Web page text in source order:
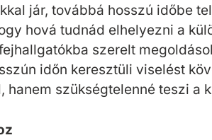
jár, továbbá hosszú időbe
hová tudnád elhelyezni a
szerelt
időn keresztüli viselést
szükségtelenné teszi a